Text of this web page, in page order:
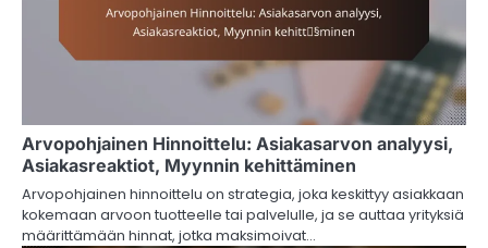
Arvopohjainen Hinnoittelu: Asiakasarvon analyysi,
Asiakasreaktiot, Myynnin kehittäminen
Arvopohjainen hinnoittelu on strategia, joka keskittyy asiakkaan
kokemaan arvoon tuotteelle tai palvelulle, ja se auttaa yrityksiä
määrittämään hinnat, jotka maksimoivat…